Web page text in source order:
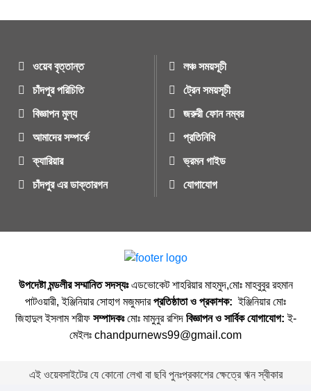
ওয়েব বৃত্তান্ত
চাঁদপুর পরিচিতি
বিজ্ঞাপন মুল্য
আমাদের সম্পর্কে
ক্যারিয়ার
চাঁদপুর এর ডাক্তারগন
লঞ্চ সময়সূচী
ট্রেন সময়সূচী
জরুরী ফোন নম্বর
প্রতিনিধি
ভ্রমন গাইড
যোগাযোগ
উপদেষ্টা মন্ডলীর সম্মানিত সদস্যঃএডভোকেট শাহরিয়ার মাহমুদ,মোঃ মাহবুবুর রহমান
পাটওয়ারী, ইঞ্জিনিয়ার সোহাগ মজুমদারপ্রতিষ্ঠাতা ও প্রকাশক: ইঞ্জিনিয়ার মোঃ
জিহাদুল ইসলাম শরীফ সম্পাদকঃমোঃ মামুনুর রশিদ বিজ্ঞাপন ও সার্বিক যোগাযোগ: ই-
মেইলঃ chandpurnews99@gmail.com
এই ওয়েবসাইটের যে কোনো লেখা বা ছবি পুনঃপ্রকাশের ক্ষেত্রে ঋন স্বীকার